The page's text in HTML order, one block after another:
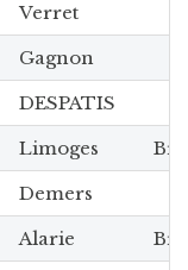
Verret
Gagnon
DESPATIS
Limoges
Demers
Alarie